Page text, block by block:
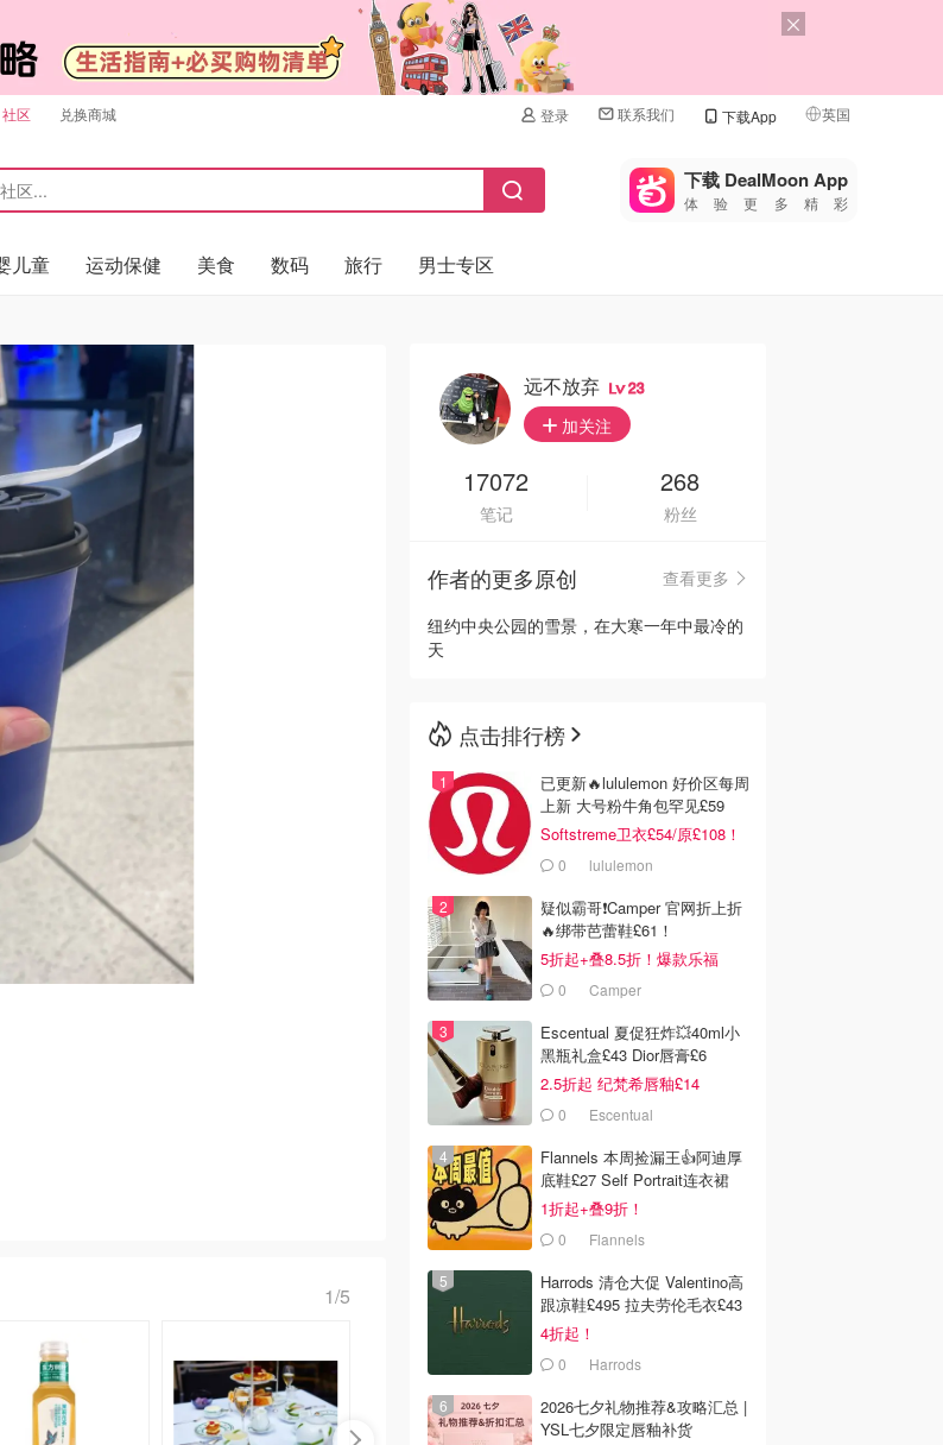
社区 兑换商城 登录 联系我们 下载App 英国
🇺🇸
🇨🇳 中国
🇮🇹
🇦🇺
🇳🇿新西兰
下载 DealMoon App
体验更多精彩
儿童 运动保健 美食 数码 旅行 男士专区
1/5
远不放弃 23
加关注
17072
笔记
268
粉丝
作者的更多原创
查看更多
纽约中央公园的雪景，在大寒一年中最冷的
天
点击排行榜
已更新🔥lululemon 好价区每周
上新 大号粉牛角包罕见£59
Softstreme卫衣£54/原£108！
0 lululemon
疑似霸哥❗️Camper 官网折上折
🔥绑带芭蕾鞋£61！
5折起+叠8.5折！爆款乐福
£68！
0 Camper
Escentual 夏促狂炸💥40ml小
黑瓶礼盒£43 Dior唇膏£6
2.5折起 纪梵希唇釉£14
0 Escentual
Flannels 本周捡漏王👍阿迪厚
底鞋£27 Self Portrait连衣裙
£63
1折起+叠9折！
0 Flannels
Harrods 清仓大促 Valentino高
跟凉鞋£495 拉夫劳伦毛衣£43
4折起！
0 Harrods
2026七夕礼物推荐&攻略汇总 |
YSL七夕限定唇釉补货